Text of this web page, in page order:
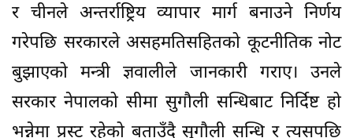
र चीनले अन्तर्राष्ट्रिय व्यापार मार्ग बनाउने निर्णय
गरेपछि सरकारले असहमतिसहितको कूटनीतिक नोट
बुझाएको मन्त्री ज्ञवालीले जानकारी गराए। उनले
सरकार नेपालको सीमा सुगौली सन्धिबाट निर्दिष्ट हो
भन्नेमा प्रस्ट रहेको बताउँदै सुगौली सन्धि र त्यसपछि